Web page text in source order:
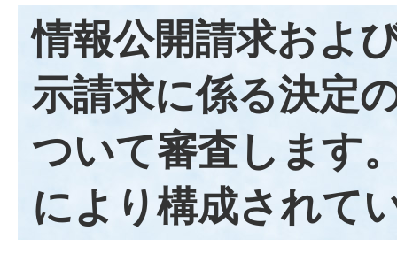
情報公開請求およ
示請求に係る決定
ついて審査します
により構成されて